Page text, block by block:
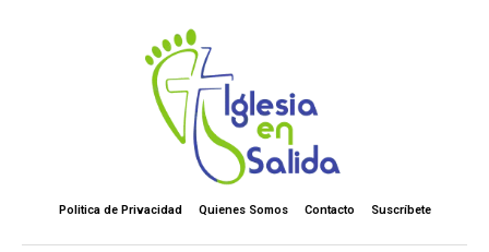
Politica de Privacidad Quienes Somos Contacto Suscríbete